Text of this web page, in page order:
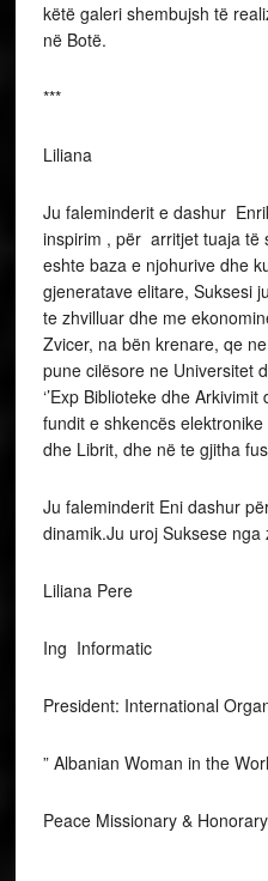
këtë galeri shembujsh të
në Botë.
***
Liliana
Ju faleminderit e dashur
inspirim , për arritjet tuaja të
eshte baza e njohurive dhe
gjeneratave elitare, Suksesi
te zhvilluar dhe me
Zvicer, na bën krenare, qe
pune cilësore ne Universitet
‘’Exp Biblioteke dhe
fundit e shkencës
dhe Librit, dhe në te gjitha
Ju faleminderit Eni dashur
dinamik.Ju uroj Suksese nga
Liliana Pere
Ing Informatic
President: International
” Albanian Woman in the
Peace Missionary &